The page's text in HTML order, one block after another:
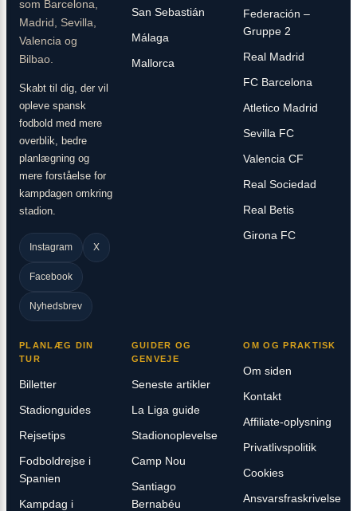
som Barcelona,
Madrid, Sevilla,
Valencia og
Bilbao.
Skabt til dig, der vil
opleve spansk
fodbold med mere
overblik, bedre
planlægning og
mere forståelse for
kampdagen omkring
stadion.
Instagram X
Facebook
Nyhedsbrev
San Sebastián
Málaga
Mallorca
Federación –
Gruppe 2
Real Madrid
FC Barcelona
Atletico Madrid
Sevilla FC
Valencia CF
Real Sociedad
Real Betis
Girona FC
PLANLÆG DIN
TUR
Billetter
Stadionguides
Rejsetips
Fodboldrejse i
Spanien
Kampdag i
GUIDER OG
GENVEJE
Seneste artikler
La Liga guide
Stadionoplevelse
Camp Nou
Santiago
Bernabéu
OM OG PRAKTISK
Om siden
Kontakt
Affiliate-oplysning
Privatlivspolitik
Cookies
Ansvarsfraskrivelse